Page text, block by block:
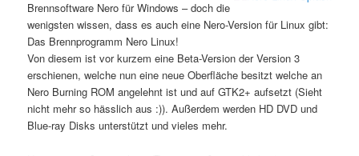
Brennsoftware Nero für Windows – doch die
wenigsten wissen, dass es auch eine Nero-Version für Linux gibt:
Das Brennprogramm Nero Linux!
Von diesem ist vor kurzem eine Beta-Version der Version 3
erschienen, welche nun eine neue Oberfläche besitzt welche an
Nero Burning ROM angelehnt ist und auf GTK2+ aufsetzt (Sieht
nicht mehr so hässlich aus :)). Außerdem werden HD DVD und
Blue-ray Disks unterstützt und vieles mehr.